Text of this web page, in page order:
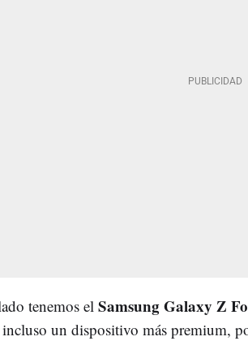
tenemos el Samsung Galaxy Z
incluso un dispositivo más premium,